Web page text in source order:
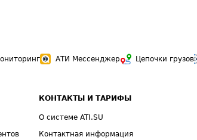
АТИ Мессенджер Цепочки грузов
КОНТАКТЫ И ТАРИФЫ
О системе ATI.SU
Контактная информация